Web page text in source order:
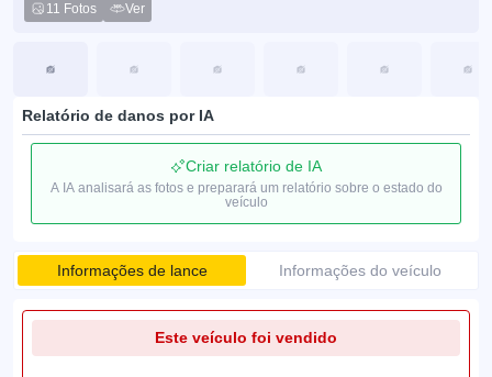
11 Fotos Ver
Relatório de danos por IA
Criar relatório de IA
A IA analisará as fotos e preparará um relatório sobre o estado do
veículo
Informações de lance Informações do veículo
Este veículo foi vendido